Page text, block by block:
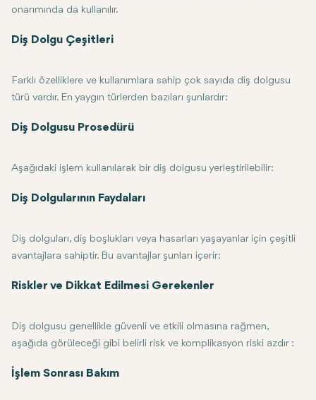
onarımında da kullanılır.
Dolgular, boşluğun konumu, hasta tercihi ve çürüme derecesi gibi
Diş Dolgu Çeşitleri
Farklı özelliklere ve kullanımlara sahip çok sayıda diş dolgusu
türü vardır. En yaygın türlerden bazıları şunlardır:
Amalgam Dolgular (Gümüş Dolgular): Amalgam dolgular güçlü,
Kompozit Dolgular: Kompozit dolgular, dişlerinizin doğal rengine
Seramik Dolgular: Genellikle porselenden yapılan seramik
Cam İyonomer Dolgular: Bu dolgular akrilikle birleştirilmiş camdan
Resilon Dolgular: Resilon, kök kanalının tedavisinde uygulanan
Diş Dolgusu Prosedürü
Aşağıdaki işlem kullanılarak bir diş dolgusu yerleştirilebilir:
Teşhis ve Muayene: Diş hekimi işlemden önce dişleri inceleyecek
Anestezi: Genellikle etkilenen ağız bölgesini uyuşturmak için lokal
Çürüğün Giderilmesi: Daha sonra bazı özel aletler kullanarak
Boşluğun Temizlenmesi: Çürüğün giderilmesinden sonra diş
Boşluğun Doldurulması: Temizlendikten sonra diş hekimi boş
Şekillendirme ve parlatma: Dolgu yerleştirildikten sonra, diş
Son ayarlamalar: Son olarak, diş hekimi dolgunun düzgün çiğneme
Diş Dolgularının Faydaları
Diş dolguları, diş boşlukları veya hasarları yaşayanlar için çeşitli
avantajlara sahiptir. Bu avantajlar şunları içerir:
Diş Fonksiyonunu Eski Haline Getirme: Dolgu, hasarlı bir dişi
Riskler ve Dikkat Edilmesi Gerekenler
Diş dolgusu genellikle güvenli ve etkili olmasına rağmen,
aşağıda görüleceği gibi belirli risk ve komplikasyon riski azdır :
Hassasiyet: Dolgunun hemen ardından bazı kişiler sıcak veya
İşlem Sonrası Bakım